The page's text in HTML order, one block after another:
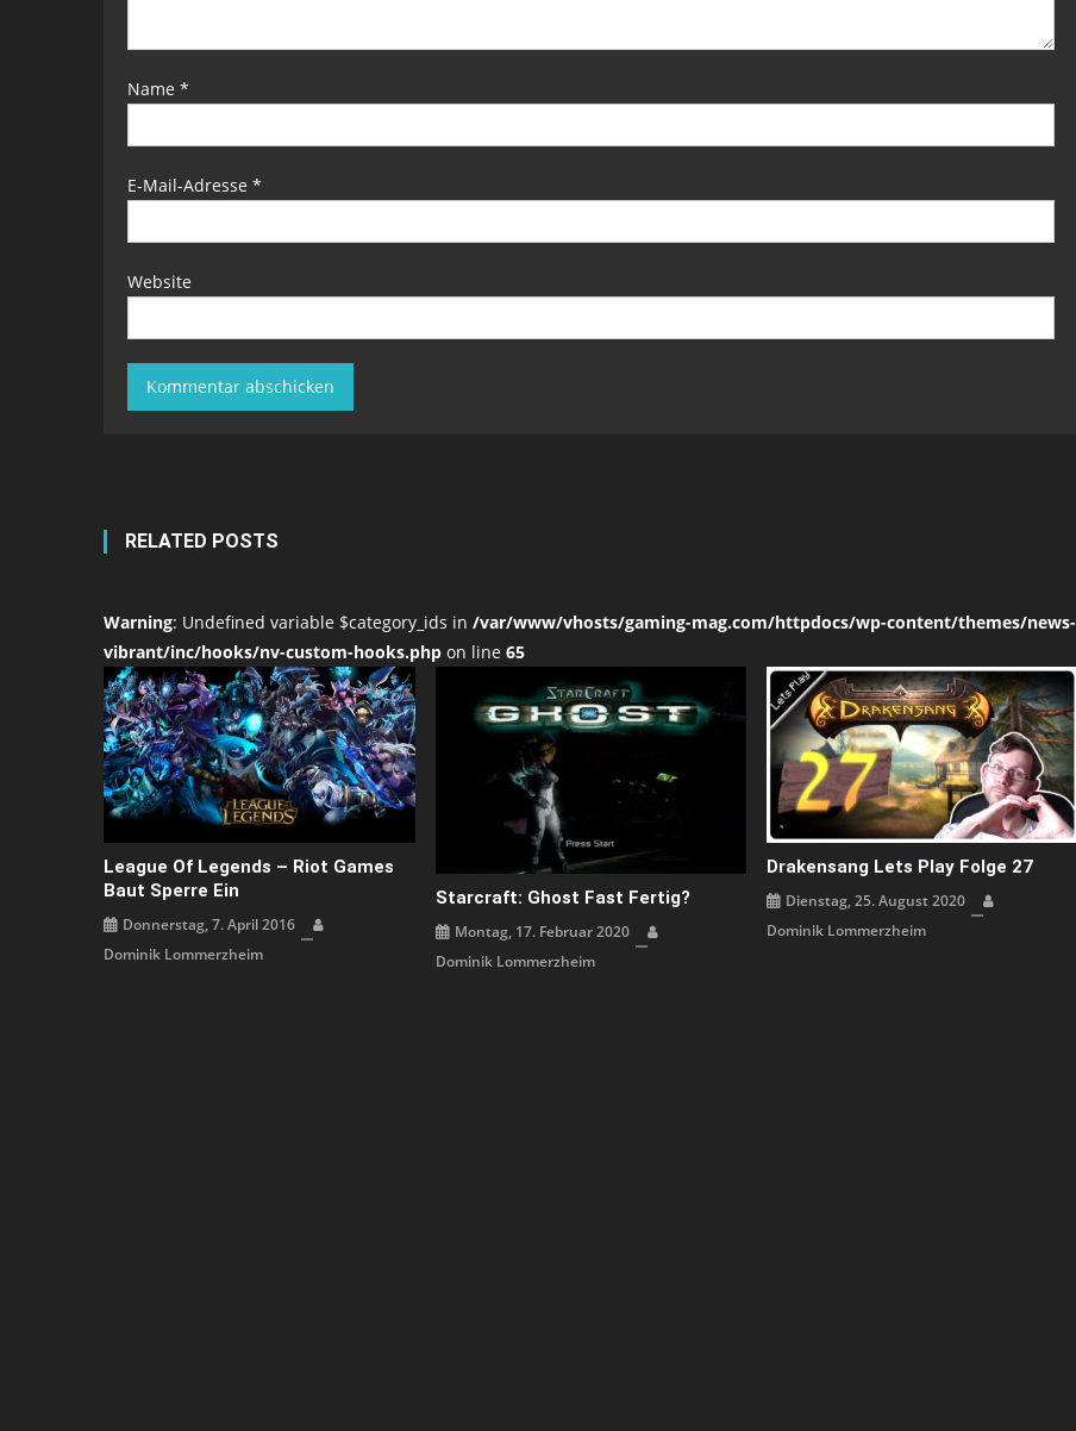
Name *
E-Mail-Adresse *
Website
RELATED POSTS
Warning: Undefined variable $category_ids in /var/www/vhosts/gaming-mag.com/httpdocs/wp-content/themes/news-
vibrant/inc/hooks/nv-custom-hooks.php on line 65
League Of Legends – Riot Games
Baut Sperre Ein
Donnerstag, 7. April 2016
Dominik Lommerzheim
Starcraft: Ghost Fast Fertig?
Montag, 17. Februar 2020
Dominik Lommerzheim
Drakensang Lets Play Folge 27
Dienstag, 25. August 2020
Dominik Lommerzheim